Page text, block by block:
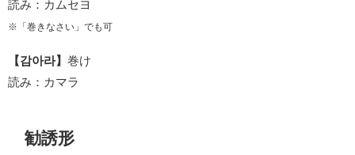
読み：カムセヨ
※「巻きなさい」でも可
【감아라】 巻け
読み：カマラ
勧誘形